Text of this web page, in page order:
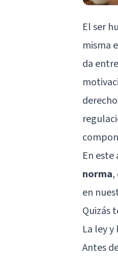
El ser
misma
da
En
norma,
en
Quizás
La ley
Antes